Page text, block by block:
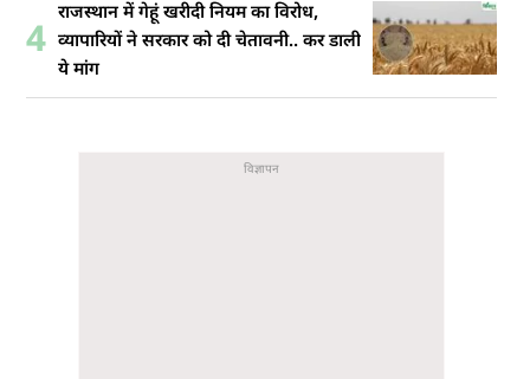
4
राजस्थान में गेहूं खरीदी नियम का विरोध,
व्यापारियों ने सरकार को दी चेतावनी.. कर डाली
ये मांग